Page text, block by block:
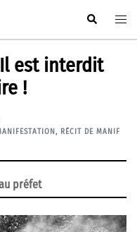
Rechercher
est interdit
!
, RÉCIT DE MANIF
préfet